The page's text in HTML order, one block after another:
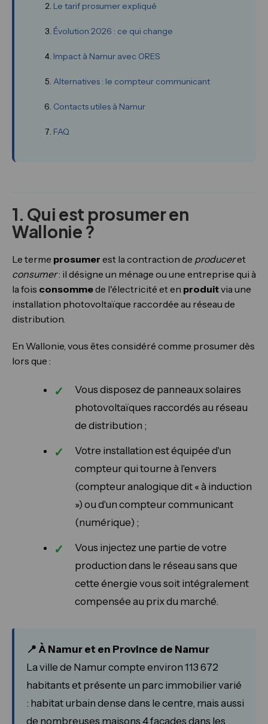
Le tarif prosumer expliqué
Évolution 2026 : ce qui change
Impact à Namur avec ORES
Alternatives : le compteur communicant
Contacts utiles à Namur
FAQ
1. Qui est prosumer en
Wallonie ?
Le terme prosumer est la contraction de produceret
consumer: il désigne un ménage ou une entreprise qui à
la fois consommede l'électricité et en produitvia une
installation photovoltaïque raccordée au réseau de
distribution.
En Wallonie, vous êtes considéré comme prosumer dès
lors que :
Vous disposez de panneaux solaires
photovoltaïques raccordés au réseau
de distribution ;
Votre installation est équipée d'un
compteur qui tourne à l'envers
(compteur analogique dit « à induction
») ou d'un compteur communicant
(numérique) ;
Vous injectez une partie de votre
production dans le réseau sans que
cette énergie vous soit intégralement
compensée au prix du marché.
📍 À Namur et en Province de Namur
La ville de Namur compte environ 113 672
habitants et présente un parc immobilier varié
: habitat urbain dense dans le centre, mais aussi
de nombreuses maisons 4 façades dans les